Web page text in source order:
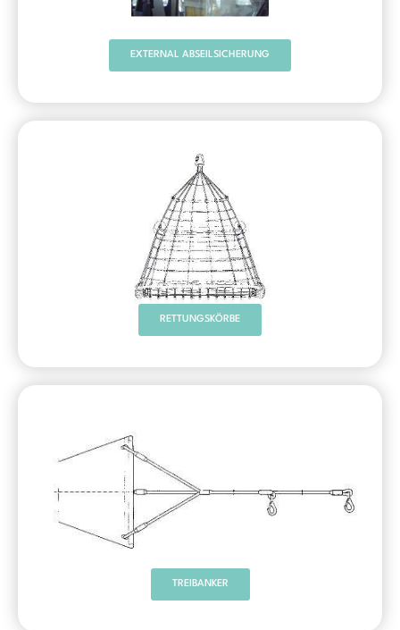
EXTERNAL ABSEILSICHERUNG
RETTUNGSKÖRBE
TREIBANKER